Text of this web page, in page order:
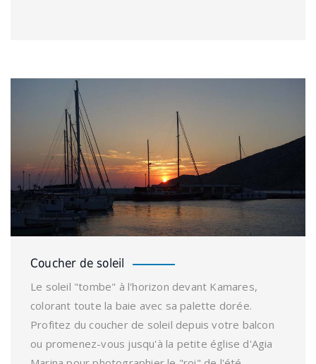
Coucher de soleil
Le soleil "tombe" à l'horizon devant Kamares,
colorant toute la baie avec sa palette dorée.
Profitez du coucher de soleil depuis votre balcon
ou promenez-vous jusqu'à la petite église d'Agia